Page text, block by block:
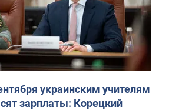
украинским учителям
зарплаты: Корецкий